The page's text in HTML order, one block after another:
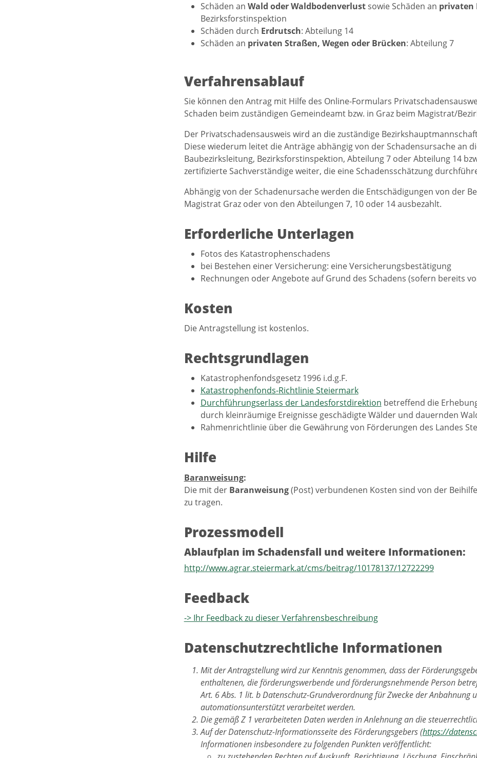
Schäden an Wald oder Waldbodenverlustsowie Schäden an privaten
Bezirksforstinspektion
Schäden durch Erdrutsch: Abteilung 14
Schäden an privaten Straßen, Wegen oder Brücken: Abteilung 7
Verfahrensablauf
Sie können den Antrag mit Hilfe des Online-Formulars
Schaden beim zuständigen Gemeindeamt bzw. in Graz beim Magistrat/
Der Privatschadensausweis wird an die zuständige
Diese wiederum leitet die Anträge abhängig von der Schadensursache an
Baubezirksleitung, Bezirksforstinspektion, Abteilung 7 oder Abteilung 14
zertifizierte Sachverständige weiter, die eine Schadensschätzung
Abhängig von der Schadenursache werden die Entschädigungen von der
Magistrat Graz oder von den Abteilungen 7, 10 oder 14 ausbezahlt.
Erforderliche Unterlagen
Fotos des Katastrophenschadens
bei Bestehen einer Versicherung: eine Versicherungsbestätigung
Rechnungen oder Angebote auf Grund des Schadens (sofern bereits
Kosten
Die Antragstellung ist kostenlos.
Rechtsgrundlagen
Katastrophenfondsgesetz 1996 i.d.g.F.
Katastrophenfonds-Richtlinie Steiermark
Durchführungserlass der Landesforstdirektion betreffend die
durch kleinräumige Ereignisse geschädigte Wälder und dauernden
Rahmenrichtlinie über die Gewährung von Förderungen des Landes
Hilfe
Baranweisung:
Die mit der Baranweisung(Post) verbundenen Kosten sind von der
zu tragen.
Prozessmodell
Ablaufplan im Schadensfall und weitere Informationen:
http://www.agrar.steiermark.at/cms/beitrag/10178137/12722299
Feedback
-> Ihr Feedback zu dieser Verfahrensbeschreibung
Datenschutzrechtliche Informationen
Mit der Antragstellung wird zur Kenntnis genommen, dass der
enthaltenen, die förderungswerbende und förderungsnehmende Person
Art. 6 Abs. 1 lit. b Datenschutz-Grundverordnung für Zwecke der Anbahnung
automationsunterstützt verarbeitet werden.
Die gemäß Z 1 verarbeiteten Daten werden in Anlehnung an die
Auf der Datenschutz-Informationsseite des Förderungsgebers (https://
Informationen insbesondere zu folgenden Punkten veröffentlicht: